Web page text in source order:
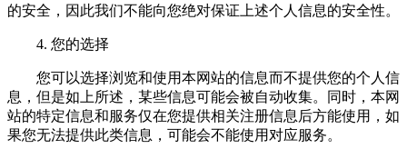
的安全，因此我们不能向您绝对保证上述个人信息的安全性。
4. 您的选择
您可以选择浏览和使用本网站的信息而不提供您的个人信
息，但是如上所述，某些信息可能会被自动收集。同时，本网
站的特定信息和服务仅在您提供相关注册信息后方能使用，如
果您无法提供此类信息，可能会不能使用对应服务。